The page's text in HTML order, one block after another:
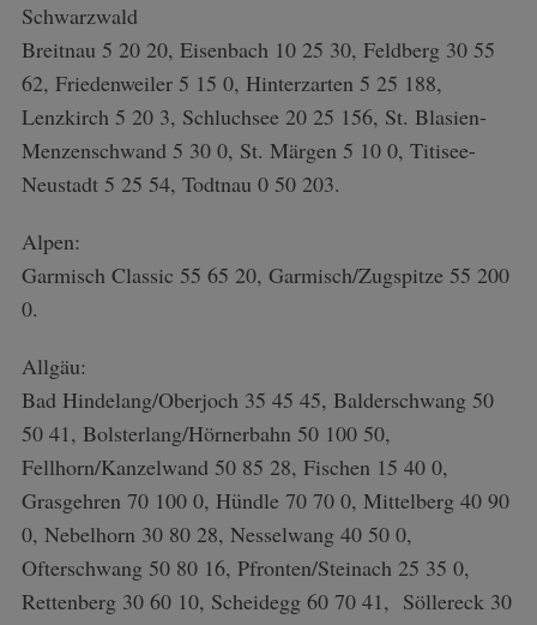
Schwarzwald
Breitnau 5 20 20, Eisenbach 10 25 30, Feldberg 30 55
62, Friedenweiler 5 15 0, Hinterzarten 5 25 188,
Lenzkirch 5 20 3, Schluchsee 20 25 156, St. Blasien-
Menzenschwand 5 30 0, St. Märgen 5 10 0, Titisee-
Neustadt 5 25 54, Todtnau 0 50 203.
Alpen:
Garmisch Classic 55 65 20, Garmisch/Zugspitze 55 200
0.
Allgäu:
Bad Hindelang/Oberjoch 35 45 45, Balderschwang 50
50 41, Bolsterlang/Hörnerbahn 50 100 50,
Fellhorn/Kanzelwand 50 85 28, Fischen 15 40 0,
Grasgehren 70 100 0, Hündle 70 70 0, Mittelberg 40 90
0, Nebelhorn 30 80 28, Nesselwang 40 50 0,
Ofterschwang 50 80 16, Pfronten/Steinach 25 35 0,
Rettenberg 30 60 10, Scheidegg 60 70 41, Söllereck 30